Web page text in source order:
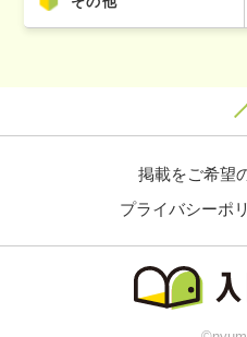
掲載をご希望
プライバシーポ